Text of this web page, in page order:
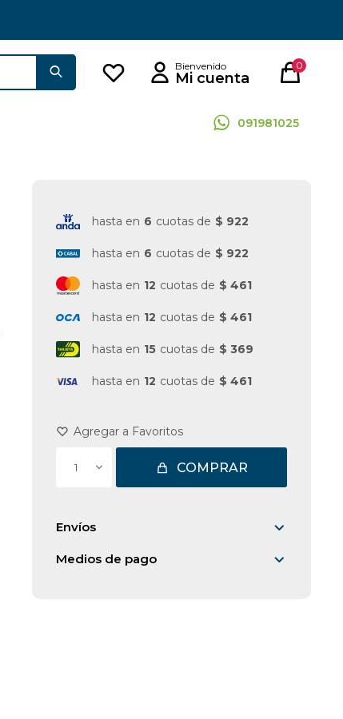
091981025
0
hasta en 6 cuotas de $ 922
hasta en 6 cuotas de $ 922
hasta en 12 cuotas de $ 461
hasta en 12 cuotas de $ 461
hasta en 15 cuotas de $ 369
hasta en 12 cuotas de $ 461
1 COMPRAR
Envíos
Medios de pago